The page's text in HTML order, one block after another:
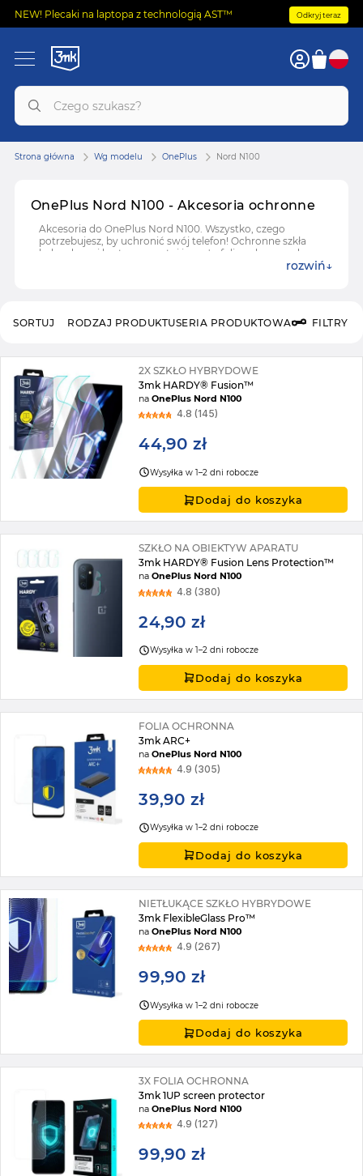
NEW! Plecaki na laptopa z technologią AST™ Odkryj teraz
OnePlus Nord N100 - Akcesoria ochronne
Akcesoria do OnePlus Nord N100. Wszystko, czego
potrzebujesz, by uchronić swój telefon! Ochronne szkła
hybrydowe i hartowane, etui i case'y, folie ochronne do
rozwiń
Strona główna Wg modelu OnePlus Nord N100
RODZAJ PRODUKTUSERIA PRODUKTOWA FILTRY
SORTUJ
2X SZKŁO HYBRYDOWE
3mk HARDY® Fusion™
naOnePlus Nord N100
4.8 (145)
44,90 zł
Wysyłka w 1–2 dni robocze
Dodaj do koszyka
SZKŁO NA OBIEKTYW APARATU
3mk HARDY® Fusion Lens Protection™
naOnePlus Nord N100
4.8 (380)
24,90 zł
Wysyłka w 1–2 dni robocze
Dodaj do koszyka
FOLIA OCHRONNA
3mk ARC+
naOnePlus Nord N100
4.9 (305)
39,90 zł
Wysyłka w 1–2 dni robocze
Dodaj do koszyka
NIETŁUKĄCE SZKŁO HYBRYDOWE
3mk FlexibleGlass Pro™
naOnePlus Nord N100
4.9 (267)
99,90 zł
Wysyłka w 1–2 dni robocze
Dodaj do koszyka
3X FOLIA OCHRONNA
3mk 1UP screen protector
naOnePlus Nord N100
4.9 (127)
99,90 zł